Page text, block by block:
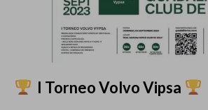
I Torneo Volvo Vipsa